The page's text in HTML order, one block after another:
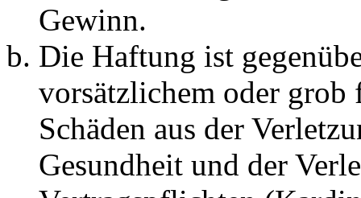
Gewinn.
Die Haftung ist
vorsätzlichem oder grob
Schäden aus der
Gesundheit und der